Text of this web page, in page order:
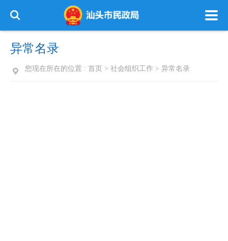
异常名录
您现在所在的位置 : 首页 > 社会组织工作 > 异常名录